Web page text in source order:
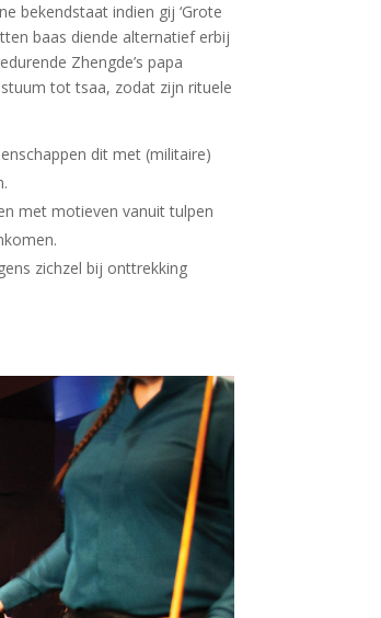
bekendstaat indien gij ‘Grote
baas diende alternatief erbij
Zhengde’s papa
tot tsaa, zodat zijn rituele
dit met (militaire)
met motieven vanuit tulpen
zichzel bij onttrekking